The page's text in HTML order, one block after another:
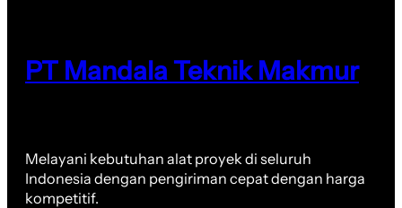
PT Mandala Teknik Makmur
Melayani kebutuhan alat proyek di seluruh
Indonesia dengan pengiriman cepat dengan harga
kompetitif.